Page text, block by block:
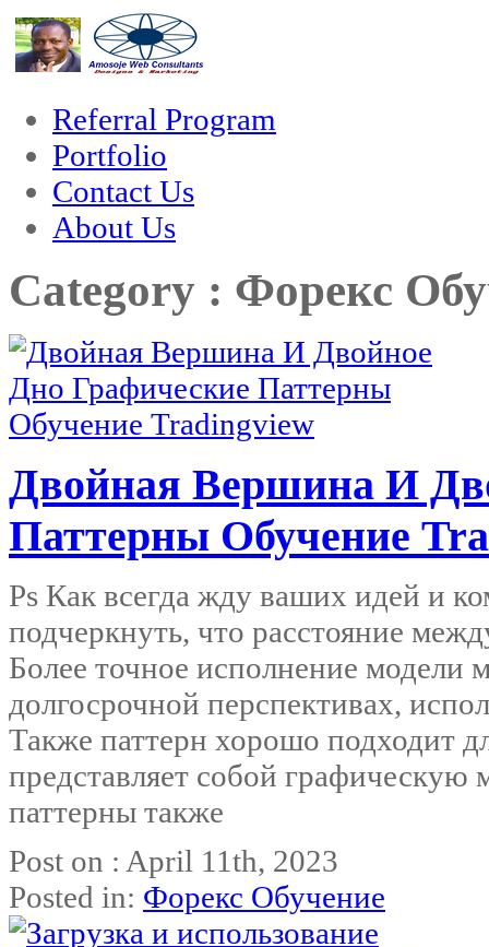
forum hacklink film izle hacklink
Referral Program
Portfolio
Contact Us
About Us
Category : Форекс
Двойная Вершина И
Паттерны Обучение
Ps Как всегда жду ваших идей и
подчеркнуть, что расстояние
Более точное исполнение модели
долгосрочной перспективах,
Также паттерн хорошо подходит
представляет собой графическую
паттерны также
Post on : April 11th, 2023
Posted in: Форекс Обучение